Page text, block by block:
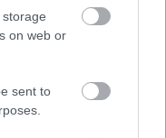
on web or
sent to